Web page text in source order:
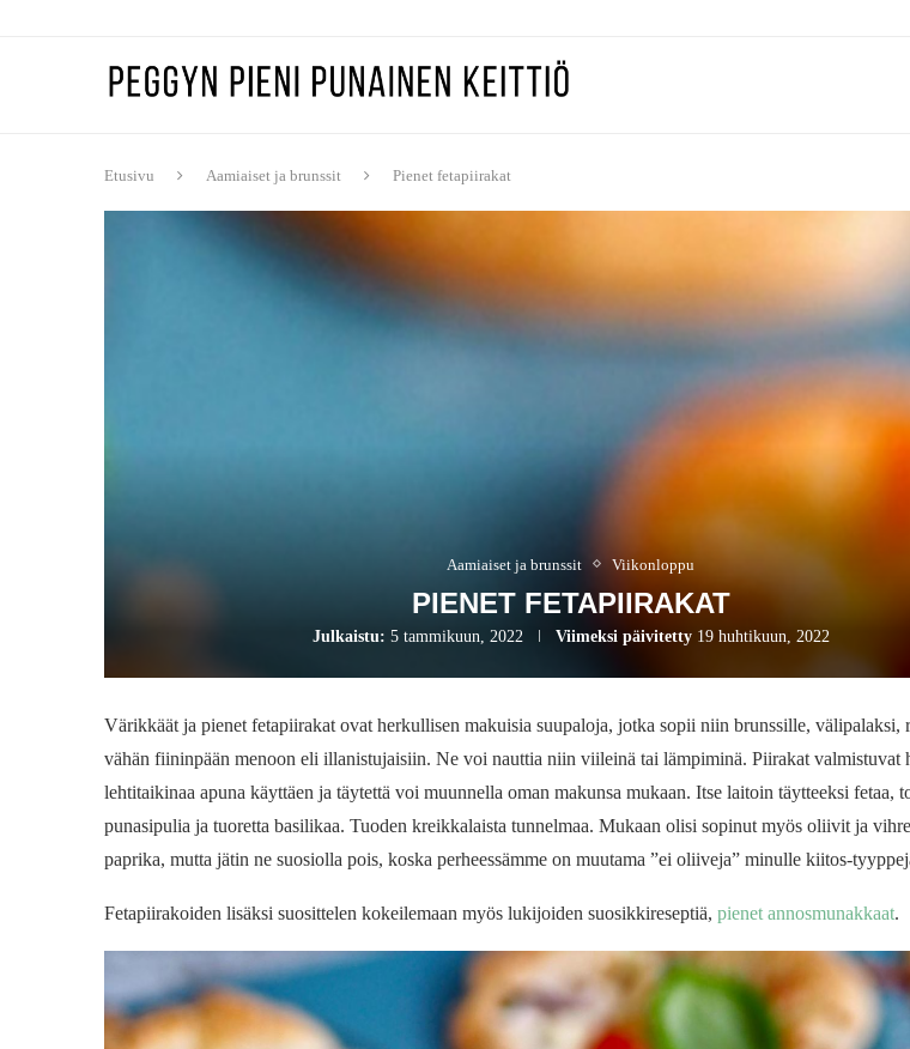
Etusivu Aamiaiset ja brunssit Pienet fetapiirakat
Aamiaiset ja brunssit Viikonloppu
PIENET FETAPIIRAKAT
Julkaistu: 5 tammikuun, 2022 Viimeksi päivitetty 19 huhtikuun, 2022
Värikkäät ja pienet fetapiirakat ovat herkullisen makuisia suupaloja, jotka sopii niin brunssille, välipalaksi,
vähän fiininpään menoon eli illanistujaisiin. Ne voi nauttia niin viileinä tai lämpiminä. Piirakat valmistuvat
lehtitaikinaa apuna käyttäen ja täytettä voi muunnella oman makunsa mukaan. Itse laitoin täytteeksi fetaa,
punasipulia ja tuoretta basilikaa. Tuoden kreikkalaista tunnelmaa. Mukaan olisi sopinut myös oliivit ja
paprika, mutta jätin ne suosiolla pois, koska perheessämme on muutama ”ei oliiveja” minulle kiitos-
Fetapiirakoiden lisäksi suosittelen kokeilemaan myös lukijoiden suosikkireseptiä, pienet annosmunakkaat.